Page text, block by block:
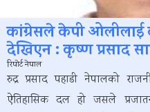
कांग्रेसले केपी ओलीलाई
देखिएन : कृष्ण प्रसाद
रिपोर्ट नेपाल
रुद्र प्रसाद पहाडी नेपालको
ऐतिहासिक दल हो जसले